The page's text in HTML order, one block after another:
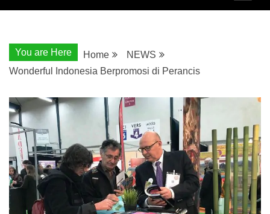
You are Here Home
NEWS
Wonderful Indonesia Berpromosi di Perancis